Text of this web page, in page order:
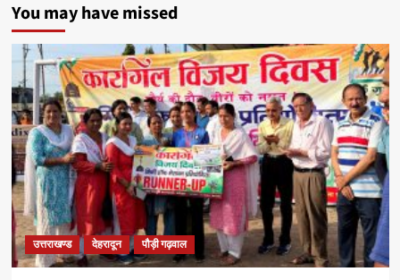
You may have missed
उत्तराखण्ड देहरादून पौड़ी गढ़वाल